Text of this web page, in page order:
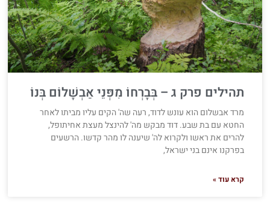
תהילים פרק ג – בְּבָרְחוֹ מִפְּנֵי אַבְשָׁלוֹם בְּנוֹ
מרד אבשלום הוא עונש לדוד, רעה שה' הקים עליו מביתו לאחר
החטא עם בת שבע. דוד מבקש מה' להינצל מעצת אחיתופל,
להרים את ראשו ולקרוא לה' שיענה לו מהר קדשו. הרשעים
בפרקנו אינם בני ישראל,
קרא עוד »